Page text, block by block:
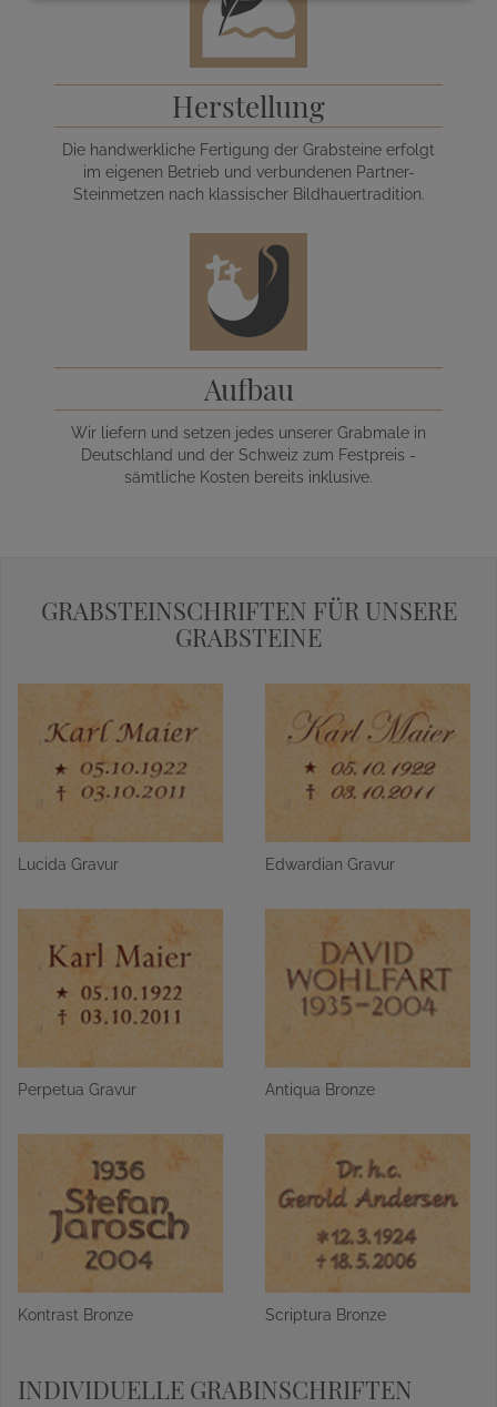
Herstellung
Die handwerkliche Fertigung der Grabsteine erfolgt
im eigenen Betrieb und verbundenen Partner-
Steinmetzen nach klassischer Bildhauertradition.
Aufbau
Wir liefern und setzen jedes unserer Grabmale in
Deutschland und der Schweiz zum Festpreis -
sämtliche Kosten bereits inklusive.
GRABSTEINSCHRIFTEN FÜR UNSERE
GRABSTEINE
Lucida Gravur Edwardian Gravur
Perpetua Gravur Antiqua Bronze
Kontrast Bronze Scriptura Bronze
INDIVIDUELLE GRABINSCHRIFTEN